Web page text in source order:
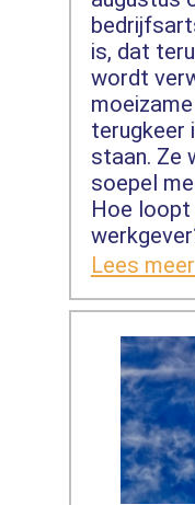
is, dat
wordt
terugkeer
staan. Ze
soepel
Hoe loopt
Lees